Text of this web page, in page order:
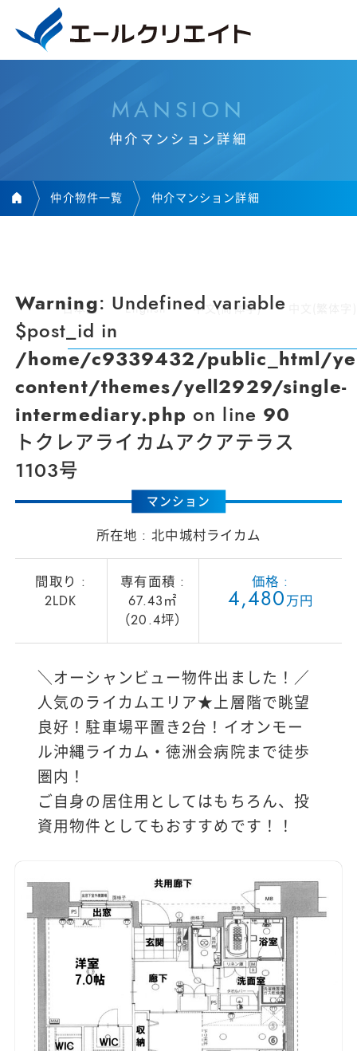
日本語 English 中文(简体字)
仲介 マ ン シ ョ ン詳細
MAN SI O N
仲介物件一覧 仲介マンション詳細
マンション
Warning: Undefined variable
$post_id in
/home/c9339432/public_html/
content/themes/yell2929/single-
intermediary.php on line 90
トクレアライカムアクアテラス
1103号
北中城村ライカム
2LDK
67.43㎡
（20.4坪）
4,480万円
＼オーシャンビュー物件出ました！／
人気のライカムエリア★上層階で眺望
良好！駐車場平置き２台！イオンモー
ル沖縄ライカム・徳洲会病院まで徒歩
圏内！
ご自身の居住用としてはもちろん、投
資用物件としてもおすすめです！！